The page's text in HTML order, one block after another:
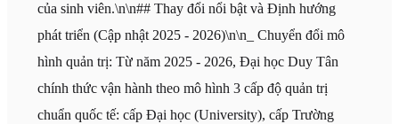
của sinh viên.\n\n## Thay đổi nổi bật và Định hướng
phát triển (Cập nhật 2025 - 2026)\n\n_ Chuyển đổi mô
hình quản trị: Từ năm 2025 - 2026, Đại học Duy Tân
chính thức vận hành theo mô hình 3 cấp độ quản trị
chuẩn quốc tế: cấp Đại học (University), cấp Trường